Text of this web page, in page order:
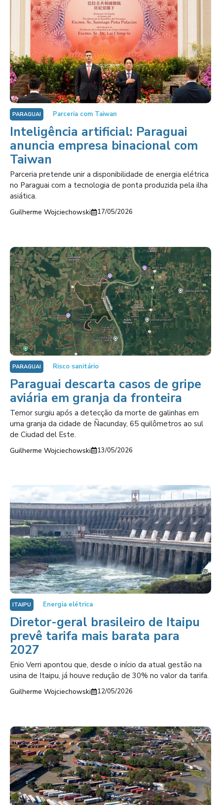
PARAGUAI Parceria com Taiwan
Inteligência artificial: Paraguai
anuncia empresa binacional com
Taiwan
Parceria pretende unir a disponibilidade de energia elétrica
no Paraguai com a tecnologia de ponta produzida pela ilha
asiática.
Guilherme Wojciechowski 17/05/2026
PARAGUAI Risco sanitário
Paraguai descarta casos de gripe
aviária em granja da fronteira
Temor surgiu após a detecção da morte de galinhas em
uma granja da cidade de Ñacunday, 65 quilômetros ao sul
de Ciudad del Este.
Guilherme Wojciechowski 13/05/2026
ITAIPU Energia elétrica
Diretor-geral brasileiro de Itaipu
prevê tarifa mais barata para
2027
Enio Verri apontou que, desde o início da atual gestão na
usina de Itaipu, já houve redução de 30% no valor da tarifa.
Guilherme Wojciechowski 12/05/2026